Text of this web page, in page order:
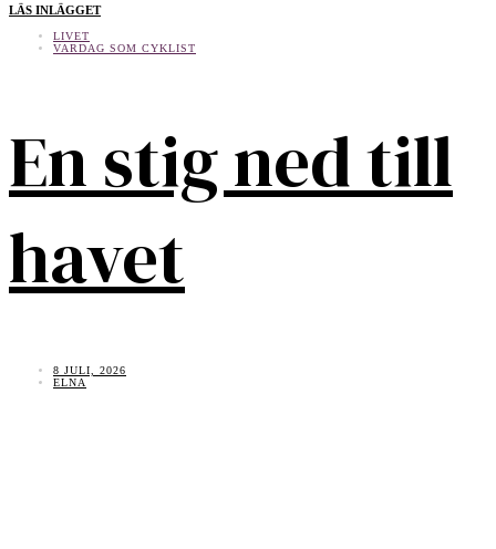
LÄS INLÄGGET
LIVET
VARDAG SOM CYKLIST
En stig ned till
havet
8 JULI, 2026
ELNA